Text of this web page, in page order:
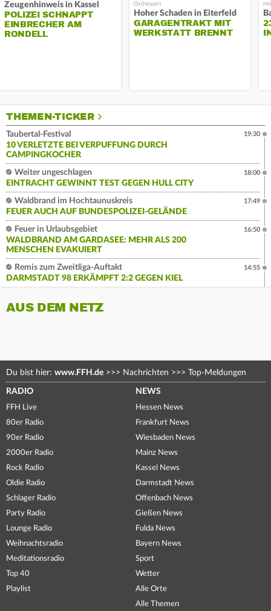
Zeugenhinweis in Kassel
POLIZEI SCHNAPPT
EINBRECHER AM
RONDELL
Hoher Schaden in Eiterfeld
GARAGENTRAKT MIT
WERKSTATT BRENNT
THEMEN-TICKER
Taubertal-Festival
10 VERLETZTE BEI VERPUFFUNG DURCH
CAMPINGKOCHER
19:30
Weiter ungeschlagen
EINTRACHT GEWINNT TEST GEGEN HULL CITY
18:00
Waldbrand im Hochtaunuskreis
FEUER AUCH AUF BUNDESPOLIZEI-GELÄNDE
17:49
Feuer in Urlaubsgebiet
WALDBRAND AM GARDASEE: MEHR ALS 200
MENSCHEN EVAKUIERT
16:50
Remis zum Zweitliga-Auftakt
DARMSTADT 98 ERKÄMPFT 2:2 GEGEN KIEL
14:55
AUS DEM NETZ
Du bist hier: www.FFH.de >>> Nachrichten >>> Top-Meldungen
RADIO
FFH Live
80er Radio
90er Radio
2000er Radio
Rock Radio
Oldie Radio
Schlager Radio
Party Radio
Lounge Radio
Weihnachtsradio
Meditationsradio
Top 40
Playlist
NEWS
Hessen News
Frankfurt News
Wiesbaden News
Mainz News
Kassel News
Darmstadt News
Offenbach News
Gießen News
Fulda News
Bayern News
Sport
Wetter
Alle Orte
Alle Themen